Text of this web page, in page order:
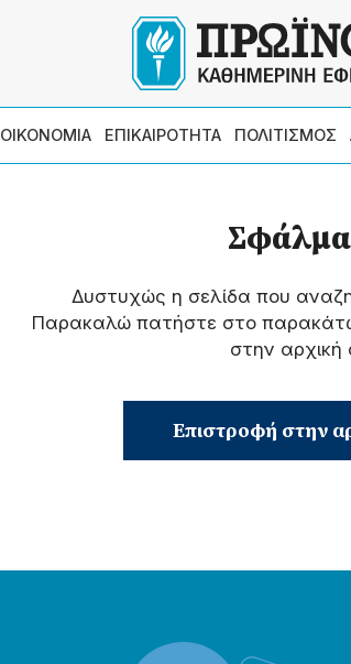
ΟΙΚΟΝΟΜΙΑ ΕΠΙΚΑΙΡΟΤΗΤΑ ΠΟΛΙΤΙΣΜΟΣ
Δυστυχώς η σελίδα που
Παρακαλώ πατήστε στο παρακάτω
στην αρχική
Επιστροφή στην